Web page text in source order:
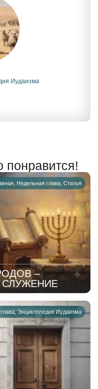
Иудаизма
понравится!
, Недельная глава, Статья
–
СЛУЖЕНИЕ
,Энциклопедия Иудаизма